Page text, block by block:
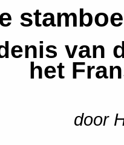
van
het
door